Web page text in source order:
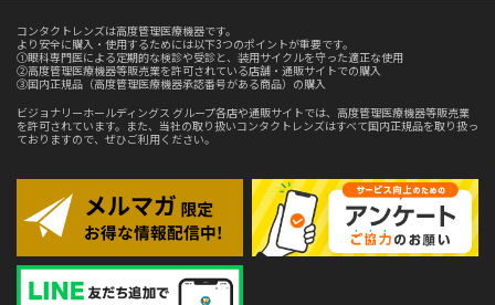
コンタクトレンズは高度管理医療機器です。
より安全に購入・使用するためには以下3つのポイントが重要です。
①眼科専門医による定期的な検診や受診と、装用サイクルを守った適正な使用
②高度管理医療機器等販売業を許可されている店舗・通販サイトでの購入
③国内正規品（高度管理医療機器承認番号がある商品）の購入
ビジョナリーホールディングス グループ各店や通販サイトでは、高度管理医療機器等販売業
を許可されています。また、当社の取り扱いコンタクトレンズはすべて国内正規品を取り扱っ
ておりますので、ぜひご利用ください。